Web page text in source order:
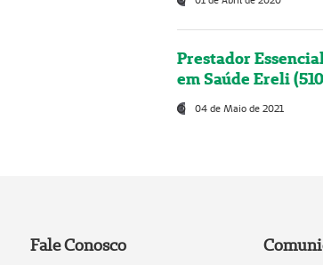
Prestador
em Saúde Ereli
04 de Maio de 2021
Fale Conosco